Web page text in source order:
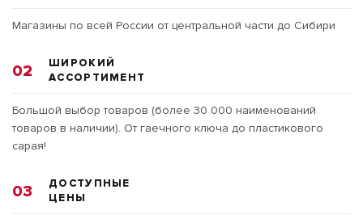
Магазины по всей России от центральной части до Сибири
02
ШИРОКИЙ
АССОРТИМЕНТ
Большой выбор товаров (более 30 000 наименований
товаров в наличии). От гаечного ключа до пластикового
сарая!
03
ДОСТУПНЫЕ
ЦЕНЫ